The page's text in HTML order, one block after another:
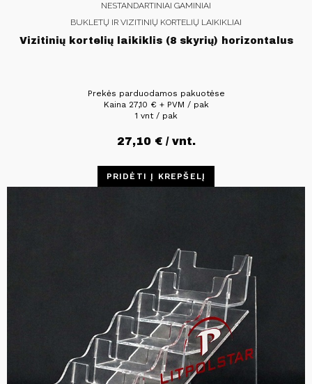
NESTANDARTINIAI GAMINIAI
BUKLETŲ IR VIZITINIŲ KORTELIŲ LAIKIKLIAI
Vizitinių kortelių laikiklis (8 skyrių) horizontalus
Prekės parduodamos pakuotėse
Kaina 27,10 €+ PVM / pak
1 vnt / pak
27,10 €/ vnt.
PRIDĖTI Į KREPŠELĮ